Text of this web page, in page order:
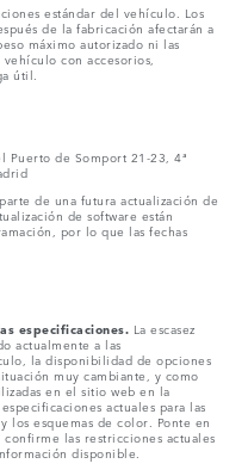
estándar del vehículo. Los
de la fabricación afectarán a
máximo autorizado ni las
con accesorios,
útil.
Puerto de Somport 21-23, 4ª
de una futura actualización de
de software están
por lo que las fechas
especificaciones. La escasez
actualmente a las
la disponibilidad de opciones
muy cambiante, y como
en el sitio web en la
actuales para las
los esquemas de color. Ponte en
las restricciones actuales
disponible.